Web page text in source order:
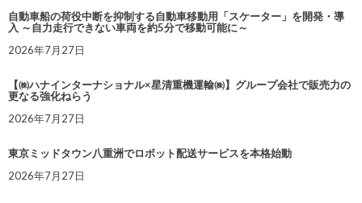
自動車船の荷役中断を抑制する自動車移動用「スケーター」を開発・導
入 ～自力走行できない車両を約5分で移動可能に～
2026年7月27日
【㈱ハナインターナショナル×星清重機運輸㈱】グループ会社で販売力の
更なる強化ねらう
2026年7月27日
東京ミッドタウン八重洲でロボット配送サービスを本格始動
2026年7月27日